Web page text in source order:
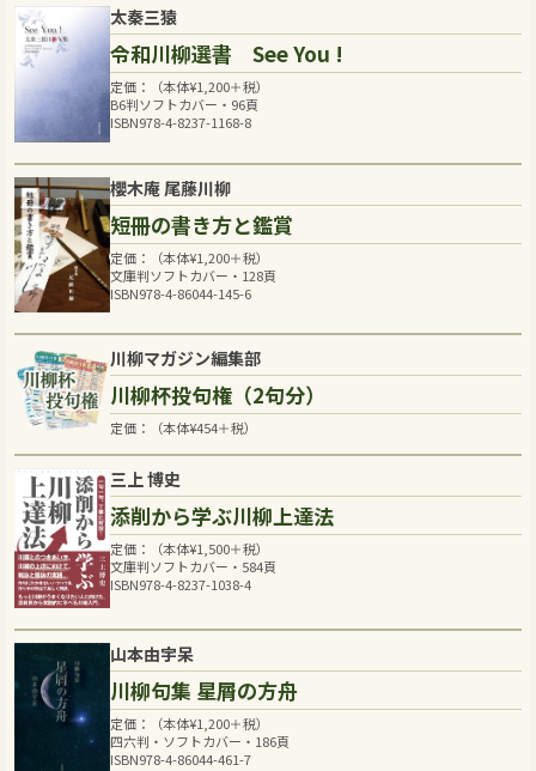
太秦三猿
令和川柳選書 See You !
定価：（本体¥1,200＋税）
B6判ソフトカバー・96頁
ISBN978-4-8237-1168-8
櫻木庵 尾藤川柳
短冊の書き方と鑑賞
定価：（本体¥1,200＋税）
文庫判ソフトカバー・128頁
ISBN978-4-86044-145-6
川柳マガジン編集部
川柳杯投句権（2句分）
定価：（本体¥454＋税）
三上 博史
添削から学ぶ川柳上達法
定価：（本体¥1,500＋税）
文庫判ソフトカバー・584頁
ISBN978-4-8237-1038-4
山本由宇呆
川柳句集 星屑の方舟
定価：（本体¥1,200＋税）
四六判・ソフトカバー・186頁
ISBN978-4-86044-461-7